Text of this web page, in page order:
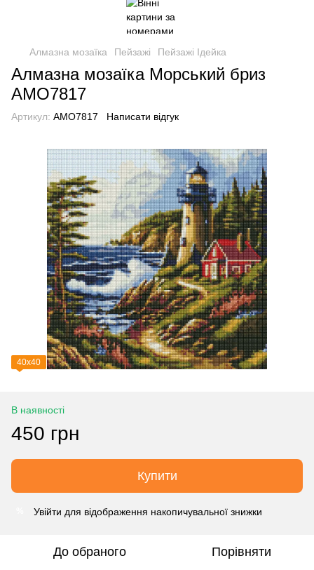
Алмазна мозаїка Пейзажі Пейзажі Ідейка
Алмазна мозаїка Морський бриз
AMO7817
Артикул: AMO7817 Написати відгук
40х40
В наявності
450 грн
Купити
Увійти для відображення накопичувальної знижки
До обраного Порівняти